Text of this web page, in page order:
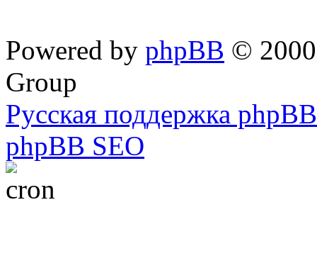
Powered by phpBB ©
Group
Русская поддержка phpBB
phpBB SEO